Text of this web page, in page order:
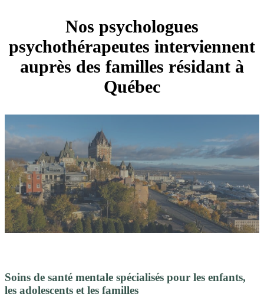
Nos psychologues
psychothérapeutes interviennent
auprès des familles résidant à
Québec
Soins de santé mentale spécialisés pour les enfants,
les adolescents et les familles